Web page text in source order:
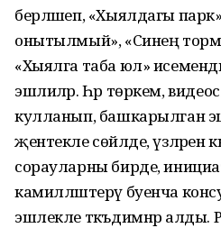
берләшеп, «Хыялдагы парк»,
онытылмый», «Синең
«Хыялга таба юл»
эшлиләр. Һәр төркем,
кулланып, башкарылган
җентекле сөйләде,
сорауларны бирде,
камилләштерү буенча
эшлекле тәкъдимнәр алды.